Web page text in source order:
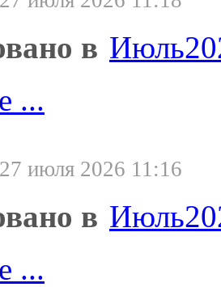
в
...
июля 2026 11:16
в
...